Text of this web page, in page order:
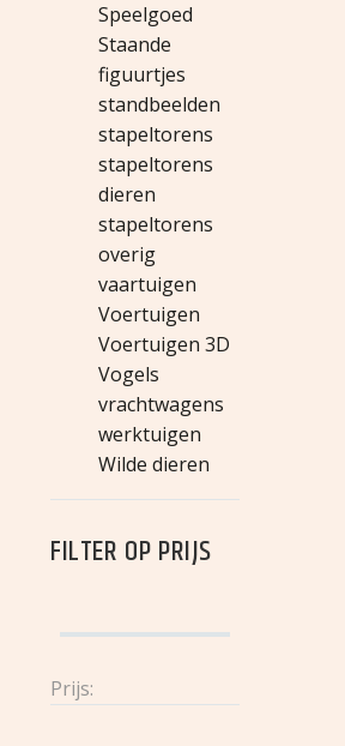
Speelgoed
Staande
figuurtjes
standbeelden
stapeltorens
stapeltorens
dieren
stapeltorens
overig
vaartuigen
Voertuigen
Voertuigen 3D
Vogels
vrachtwagens
werktuigen
Wilde dieren
FILTER OPPRIJS
Prijs: